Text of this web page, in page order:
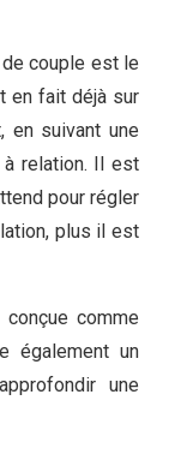
couple est le
en fait déjà sur
en suivant une
à relation. Il est
pour régler
plus il est
comme
également un
une